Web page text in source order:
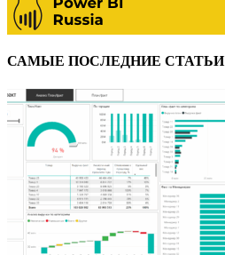
САМЫЕ ПОСЛЕДНИЕ СТАТЬИ